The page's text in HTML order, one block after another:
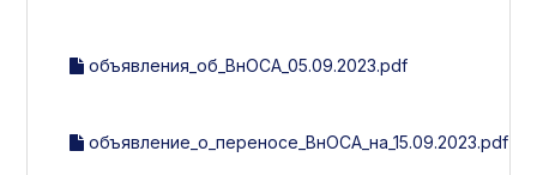
объявления_об_ВнОСА_05.09.2023.pdf
объявление_о_переносе_ВнОСА_на_15.09.2023.pdf